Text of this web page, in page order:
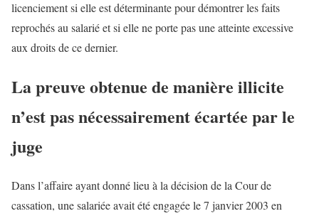
licenciement si elle est déterminante pour démontrer les faits
reprochés au salarié et si elle ne porte pas une atteinte excessive
aux droits de ce dernier.
La preuve obtenue de manière illicite
n’est pas nécessairement écartée par le
juge
Dans l’affaire ayant donné lieu à la décision de la Cour de
cassation, une salariée avait été engagée le 7 janvier 2003 en